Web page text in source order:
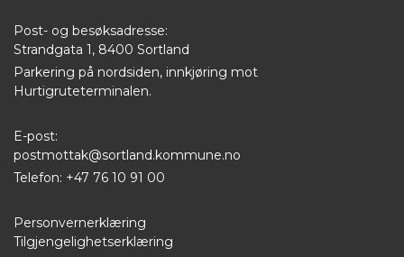
Post- og besøksadresse:
Strandgata 1, 8400 Sortland
Parkering på nordsiden, innkjøring mot
Hurtigruteterminalen.
E-post:
postmottak@sortland.kommune.no
Telefon: +47 76 10 91 00
Personvernerklæring
Tilgjengelighetserklæring